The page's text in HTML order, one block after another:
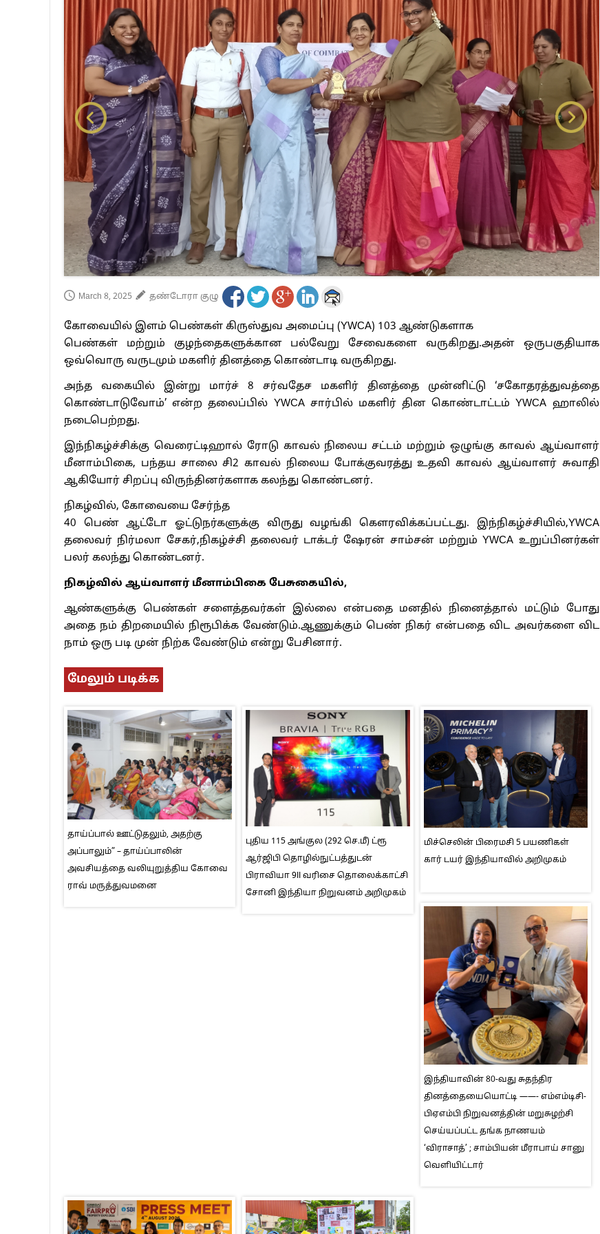
பாகிஸ்தானின் அணு ஆயுத மிரட்டலுக்கு அஞ்சமாட்டோம் – இந்தியா
மத்திய ஆசிரியர் தகுதித் தேர்வு: பட்டதாரிகள் அக்.16 வரை விண்ணப்பிக்கலாம்
தமிழக சட்டப்பேரவையில் காலியிடங்கள் 6 ஆக உயர்வு
March 8, 2025 தண்டோரா குழு
கோவையில் இளம் பெண்கள் கிருஸ்துவ அமைப்பு (YWCA) 103 ஆண்டுகளாக
பெண்கள் மற்றும் குழந்தைகளுக்கான பல்வேறு சேவைகளை வருகிறது.அதன் ஒருபகுதியாக
ஒவ்வொரு வருடமும் மகளிர் தினத்தை கொண்டாடி வருகிறது.
அந்த வகையில் இன்று மார்ச் 8 சர்வதேச மகளிர் தினத்தை முன்னிட்டு ‘சகோதரத்துவத்தை
கொண்டாடுவோம்’ என்ற தலைப்பில் YWCA சார்பில் மகளிர் தின கொண்டாட்டம் YWCA ஹாலில்
நடைபெற்றது.
இந்நிகழ்ச்சிக்கு வெரைட்டிஹால் ரோடு காவல் நிலைய சட்டம் மற்றும் ஒழுங்கு காவல் ஆய்வாளர்
மீனாம்பிகை, பந்தய சாலை சி2 காவல் நிலைய போக்குவரத்து உதவி காவல் ஆய்வாளர் சுவாதி
ஆகியோர் சிறப்பு விருந்தினர்களாக கலந்து கொண்டனர்.
நிகழ்வில், கோவையை சேர்ந்த
40 பெண் ஆட்டோ ஓட்டுநர்களுக்கு விருது வழங்கி கெளரவிக்கப்பட்டது. இந்நிகழ்ச்சியில்,YWCA
தலைவர் நிர்மலா சேகர்,நிகழ்ச்சி தலைவர் டாக்டர் ஷேரன் சாம்சன் மற்றும் YWCA உறுப்பினர்கள்
பலர் கலந்து கொண்டனர்.
நிகழ்வில் ஆய்வாளர் மீனாம்பிகை பேசுகையில்,
ஆண்களுக்கு பெண்கள் சளைத்தவர்கள் இல்லை என்பதை மனதில் நினைத்தால் மட்டும் போது
அதை நம் திறமையில் நிரூபிக்க வேண்டும்.ஆணுக்கும் பெண் நிகர் என்பதை விட அவர்களை விட
நாம் ஒரு படி முன் நிற்க வேண்டும் என்று பேசினார்.
மேலும் படிக்க
தாய்ப்பால் ஊட்டுதலும், அதற்கு
அப்பாலும்” – தாய்ப்பாலின்
அவசியத்தை வலியுறுத்திய கோவை
ராவ் மருத்துவமனை
புதிய 115 அங்குல (292 செ.மீ) ட்ரூ
ஆர்ஜிபி தொழில்நுட்பத்துடன்
பிராவியா 9II வரிசை தொலைக்காட்சி
சோனி இந்தியா நிறுவனம் அறிமுகம்
மிச்செலின் பிரைமசி 5 பயணிகள்
கார் டயர் இந்தியாவில் அறிமுகம்
இந்தியாவின் 80-வது சுதந்திர
தினத்தையையொட்டி ——- எம்எம்டிசி-
பிஏஎம்பி நிறுவனத்தின் மறுசுழற்சி
செய்யப்பட்ட தங்க நாணயம்
‘விராசாத்’ ; சாம்பியன் மீராபாய் சானு
வெளியிட்டார்